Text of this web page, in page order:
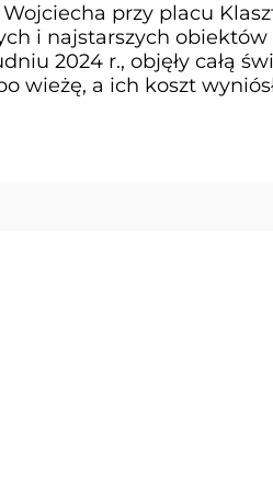
Wojciecha przy placu
i najstarszych
2024 r., objęły całą
wieżę, a ich koszt